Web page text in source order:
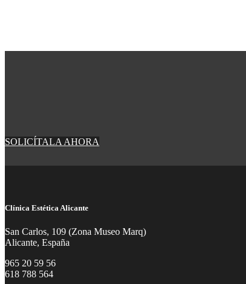
SOLICÍTALA AHORA
Clínica Estética Alicante
San Carlos, 109 (Zona Museo Marq)
Alicante, España
965 20 59 56
618 788 564